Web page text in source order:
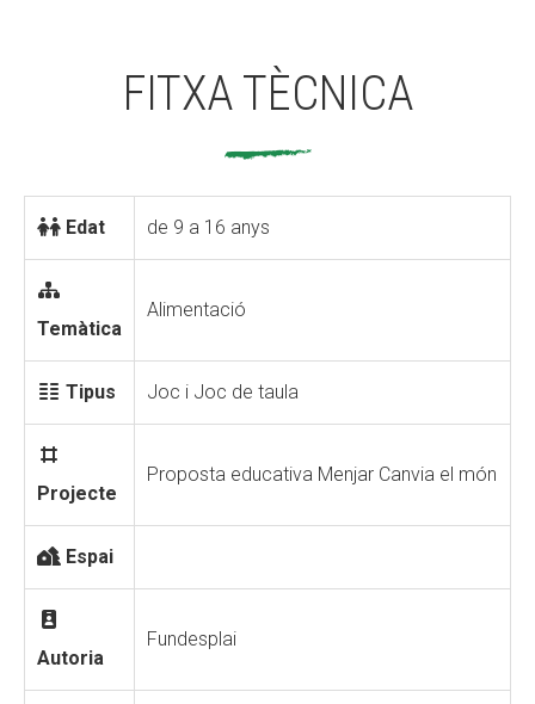
FITXA TÈCNICA
Edat de 9 a 16 anys
Temàtica
Alimentació
Tipus Joc i Joc de taula
Projecte
Proposta educativa Menjar Canvia el món
Espai
Autoria
Fundesplai